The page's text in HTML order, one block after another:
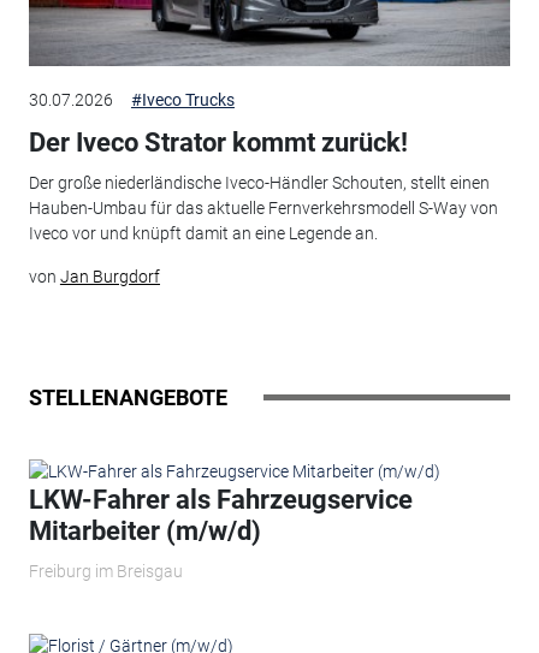
30.07.2026 #Iveco Trucks
Der Iveco Strator kommt zurück!
Der große niederländische Iveco-Händler Schouten, stellt einen
Hauben-Umbau für das aktuelle Fernverkehrsmodell S-Way von
Iveco vor und knüpft damit an eine Legende an.
von Jan Burgdorf
STELLENANGEBOTE
LKW-Fahrer als Fahrzeugservice
Mitarbeiter (m/w/d)
Freiburg im Breisgau